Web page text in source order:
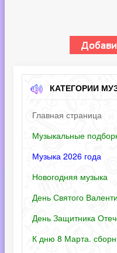
КАТЕГОРИИ
Главная страница
Музыкальные
Музыка 2026 года
Новогодняя музыка
День Святого
День Защитника
К дню 8 Марта.